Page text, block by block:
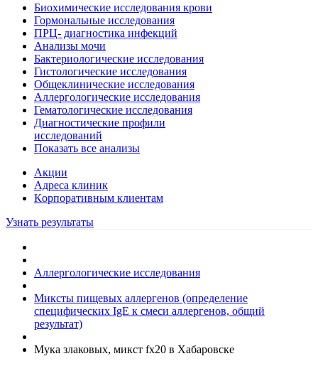
Биохимические исследования крови
Гормональные исследования
ПРЦ- диагностика инфекций
Анализы мочи
Бактериологические исследования
Гистологические исследования
Общеклинические исследования
Аллергологические исследования
Гематологические исследования
Диагностические профили
исследований
Показать все анализы
Акции
Адреса клиник
Кoрпоративным клиентам
Узнать результаты
Аллергологические исследования
Миксты пищевых аллергенов (определение
специфических IgE к смеси аллергенов, общий
результат)
Мука злаковых, микст fx20 в Хабаровске